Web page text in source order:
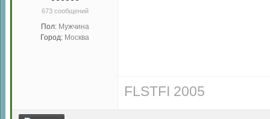
673 сообщений
Пол: Мужчина
Город: Москва
FLSTFI 2005